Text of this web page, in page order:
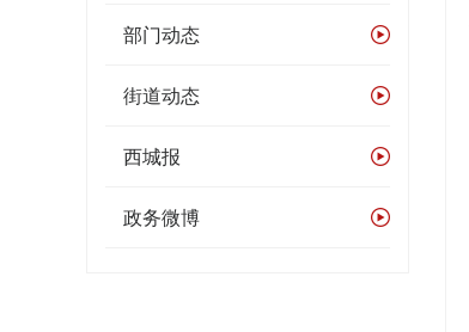
部门动态
街道动态
西城报
政务微博